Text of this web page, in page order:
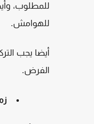
للمطلوب،
للهوامش.
أيضا يجب
الفرض.